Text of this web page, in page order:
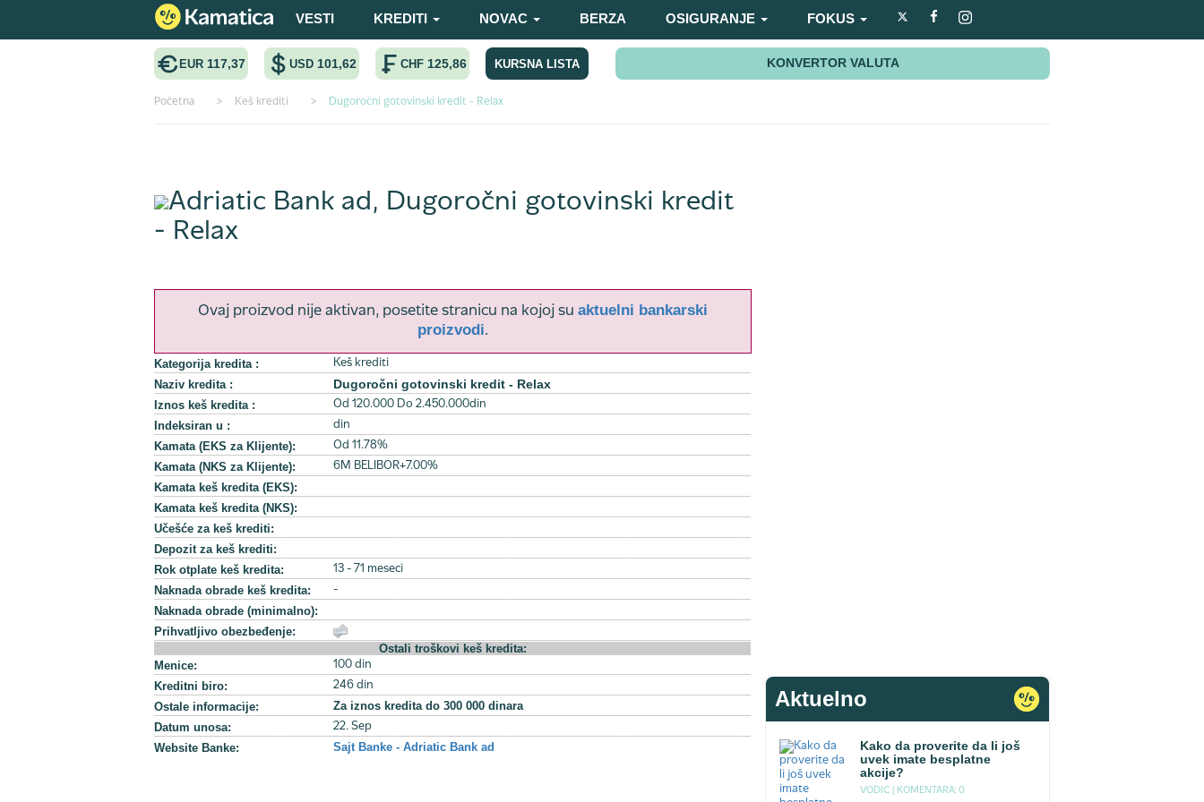
VESTI KREDITI NOVAC BERZA OSIGURANJE FOKUS
EUR 117,37 USD 101,62 CHF 125,86 KURSNA LISTA KONVERTOR VALUTA
Početna > Keš krediti > Dugoročni gotovinski kredit - Relax
Adriatic Bank ad , Dugoročni gotovinski kredit
- Relax
Ovaj proizvod nije aktivan, posetite stranicu na kojoj su aktuelni bankarski
proizvodi.
Kategorija kredita : Keš krediti
Naziv kredita : Dugoročni gotovinski kredit - Relax
Iznos keš kredita : Od 120.000 Do 2.450.000din
Indeksiran u : din
Kamata (EKS za Klijente): Od 11.78%
Kamata (NKS za Klijente): 6M BELIBOR+7.00%
Kamata keš kredita (EKS):
Kamata keš kredita (NKS):
Učešće za keš krediti:
Depozit za keš krediti:
Rok otplate keš kredita:
13 - 71 meseci
Naknada obrade keš kredita: -
Naknada obrade (minimalno):
Prihvatljivo obezbeđenje:
Ostali troškovi keš kredita:
Menice:
100 din
Kreditni biro: 246 din
Ostale informacije:
Za iznos kredita do 300 000 dinara
Datum unosa:
22. Sep
Website Banke: Sajt Banke - Adriatic Bank ad
Aktuelno
Kako da proverite da li još
uvek imate besplatne
akcije?
VODIC | KOMENTARA: 0